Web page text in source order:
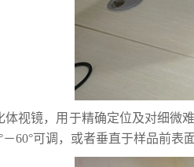
视镜，用于精确定位及对细微
60°可调，或者垂直于样品前表